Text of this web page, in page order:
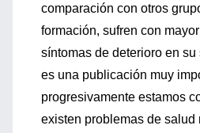
comparación con otros
formación, sufren con
síntomas de deterioro en su
es una publicación muy
progresivamente estamos
existen problemas de salud